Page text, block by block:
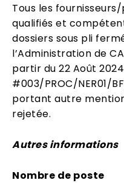
Tous les
qualifiés et
dossiers sous pli
l’Administration de
partir du 22 Août
#003/PROC/NER01/
portant autre
rejetée.
Autres informations
Nombre de poste